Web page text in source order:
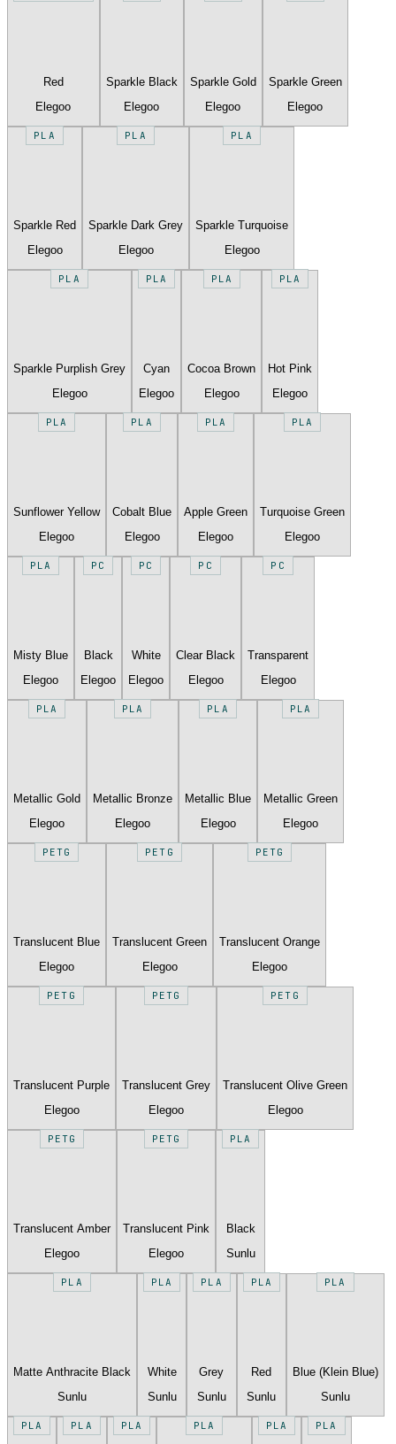
Red
Elegoo
Sparkle Black
Elegoo
Sparkle Gold
Elegoo
Sparkle Green
Elegoo
PLA
Sparkle Red
Elegoo
PLA
Sparkle Dark Grey
Elegoo
PLA
Sparkle Turquoise
Elegoo
PLA
Sparkle Purplish Grey
Elegoo
PLA
Cyan
Elegoo
PLA
Cocoa Brown
Elegoo
PLA
Hot Pink
Elegoo
PLA
Sunflower Yellow
Elegoo
PLA
Cobalt Blue
Elegoo
PLA
Apple Green
Elegoo
PLA
Turquoise Green
Elegoo
PLA
Misty Blue
Elegoo
PC
Black
Elegoo
PC
White
Elegoo
PC
Clear Black
Elegoo
PC
Transparent
Elegoo
PLA
Metallic Gold
Elegoo
PLA
Metallic Bronze
Elegoo
PLA
Metallic Blue
Elegoo
PLA
Metallic Green
Elegoo
PETG
Translucent Blue
Elegoo
PETG
Translucent Green
Elegoo
PETG
Translucent Orange
Elegoo
PETG
Translucent Purple
Elegoo
PETG
Translucent Grey
Elegoo
PETG
Translucent Olive Green
Elegoo
PETG
Translucent Amber
Elegoo
PETG
Translucent Pink
Elegoo
PLA
Black
Sunlu
PLA
Matte Anthracite Black
Sunlu
PLA
White
Sunlu
PLA
Grey
Sunlu
PLA
Red
Sunlu
PLA
Blue (Klein Blue)
Sunlu
PLA PLA PLA PLA PLA PLA